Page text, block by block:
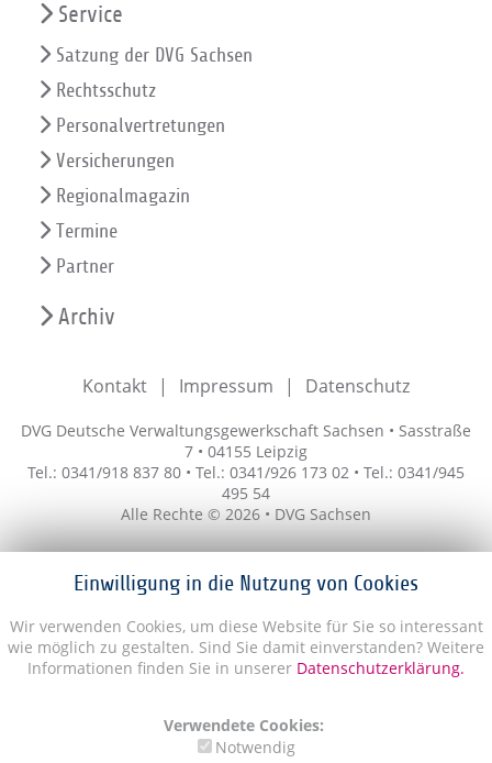
Einwilligung in die Nutzung von Cookies
Wir verwenden Cookies, um diese Website für Sie so interessant
wie möglich zu gestalten. Sind Sie damit einverstanden? Weitere
Informationen finden Sie in unserer Datenschutzerklärung.
Verwendete Cookies:
Notwendig
Service
Satzung der DVG Sachsen
Rechtsschutz
Personalvertretungen
Versicherungen
Regionalmagazin
Termine
Partner
Archiv
Kontakt Impressum Datenschutz
DVG Deutsche Verwaltungsgewerkschaft Sachsen • Sasstraße
7 • 04155 Leipzig
Tel.: 0341/918 837 80 • Tel.: 0341/926 173 02 • Tel.: 0341/945
495 54
Alle Rechte © 2026 • DVG Sachsen